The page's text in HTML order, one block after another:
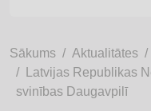
Sākums Aktualitātes
Latvijas Republikas
svinības Daugavpilī